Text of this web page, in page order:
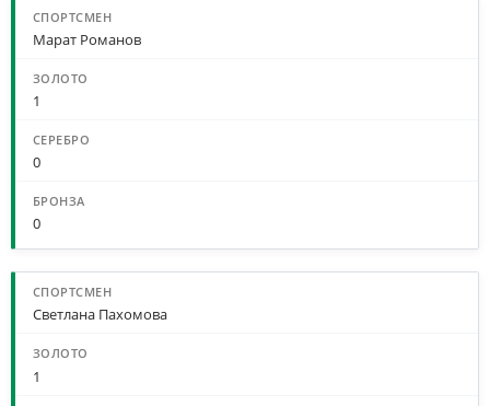
Марат Романов
1
0
0
Светлана Пахомова
1